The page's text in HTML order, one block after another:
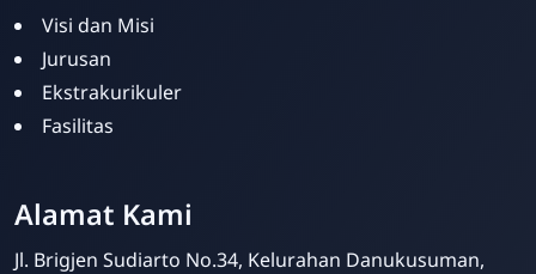
Visi dan Misi
Jurusan
Ekstrakurikuler
Fasilitas
Alamat Kami
Jl. Brigjen Sudiarto No.34, Kelurahan Danukusuman,